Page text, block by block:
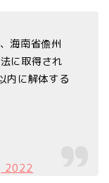
海南省儋州
に取得され
内に解体する
2022